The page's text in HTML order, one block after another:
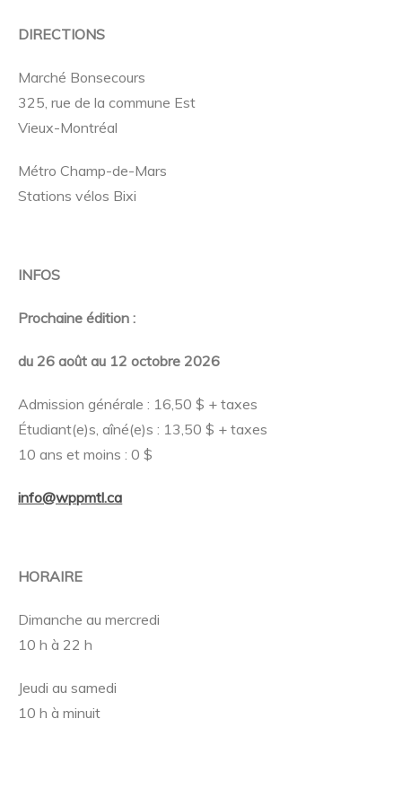
DIRECTIONS
Marché Bonsecours
325, rue de la commune Est
Vieux-Montréal
Métro Champ-de-Mars
Stations vélos Bixi
INFOS
Prochaine édition :
du 26 août au 12 octobre 2026
Admission générale : 16,50 $ + taxes
Étudiant(e)s, aîné(e)s : 13,50 $ + taxes
10 ans et moins : 0 $
info@wppmtl.ca
HORAIRE
Dimanche au mercredi
10 h à 22 h
Jeudi au samedi
10 h à minuit